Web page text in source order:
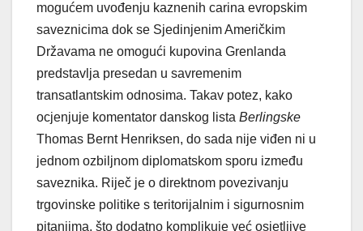
mogućem uvođenju kaznenih carina evropskim
saveznicima dok se Sjedinjenim Američkim
Državama ne omogući kupovina Grenlanda
predstavlja presedan u savremenim
transatlantskim odnosima. Takav potez, kako
ocjenjuje komentator danskog lista Berlingske
Thomas Bernt Henriksen, do sada nije viđen ni u
jednom ozbiljnom diplomatskom sporu između
saveznika. Riječ je o direktnom povezivanju
trgovinske politike s teritorijalnim i sigurnosnim
pitanjima, što dodatno komplikuje već osjetljive